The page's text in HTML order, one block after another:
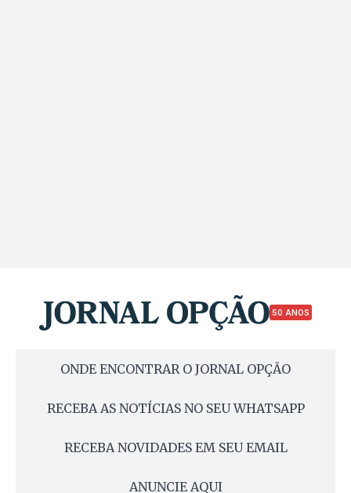
50 ANOS
ONDE ENCONTRAR O JORNAL OPÇÃO
RECEBA AS NOTÍCIAS NO SEU WHATSAPP
RECEBA NOVIDADES EM SEU EMAIL
ANUNCIE AQUI